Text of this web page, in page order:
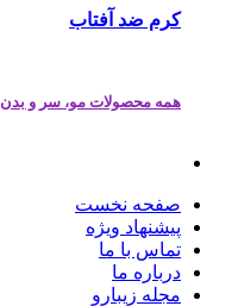
کرم ضد آفتاب
همه محصولات مو، سر و بدن
صفحه نخست
پیشنهاد ویژه
تماس با ما
درباره ما
مجله زیبارو